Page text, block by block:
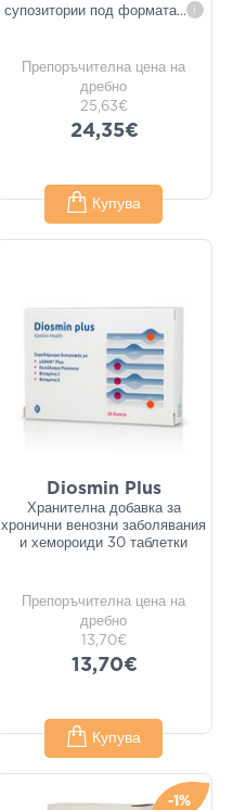
супозитории под формата... i
Препоръчителна цена на
дребно
25,63€
24,35€
Купува
Diosmin Plus
Хранителна добавка за
хронични венозни заболявания
и хемороиди 30 таблетки
Препоръчителна цена на
дребно
13,70€
13,70€
Купува
-1%